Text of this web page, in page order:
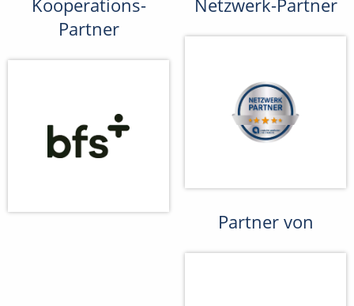
Kooperations-
Partner
Netzwerk-Partner
Partner von